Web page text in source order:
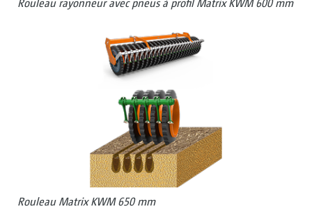
Rouleau rayonneur avec pneus à profil Matrix KWM 600 mm
Rouleau Matrix KWM 650 mm